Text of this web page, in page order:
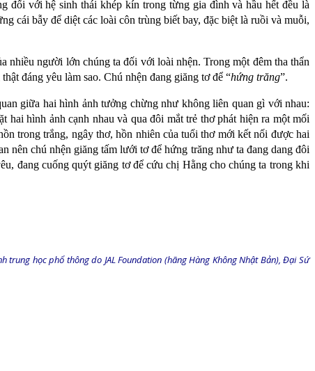
đối với hệ sinh thái khép kín trong từng gia đình và hầu hết đều là
cái bẫy để diệt các loài côn trùng biết bay, đặc biệt là ruồi và muỗi,
người lớn chúng ta đối với loài nhện. Trong một đêm tha thẩn
đáng yêu làm sao. Chú nhện đang giăng tơ để “hứng trăng”.
giữa hai hình ảnh tưởng chừng như không liên quan gì với nhau:
hai hình ảnh cạnh nhau và qua đôi mắt trẻ thơ phát hiện ra một mối
trong trắng, ngây thơ, hồn nhiên của tuổi thơ mới kết nối được hai
nên chú nhện giăng tấm lưới tơ để hứng trăng như ta đang dang đôi
đang cuống quýt giăng tơ để cứu chị Hằng cho chúng ta trong khi
học phổ thông do JAL Foundation (hãng Hàng Không Nhật Bản), Đại Sứ